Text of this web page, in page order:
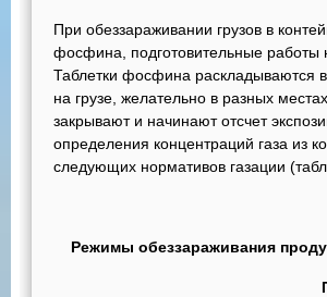
При обеззараживании грузов в
фосфина, подготовительные
Таблетки фосфина раскладываются
на грузе, желательно в разных
закрывают и начинают отсчет
определения концентраций газа из
следующих нормативов газации
Режимы обеззараживания